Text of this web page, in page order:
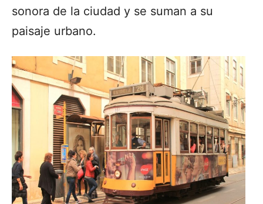
sonora de la ciudad y se suman a su
paisaje urbano.